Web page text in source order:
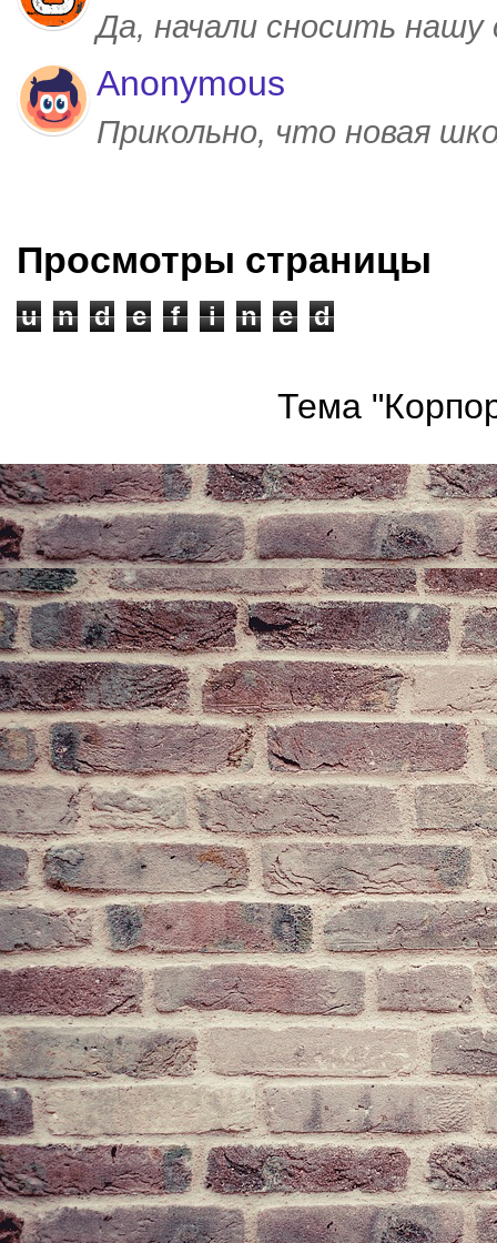
Да, начали сносить
Anonymous
Прикольно, что новая
Просмотры страницы
u n d e f i n e d
Тема